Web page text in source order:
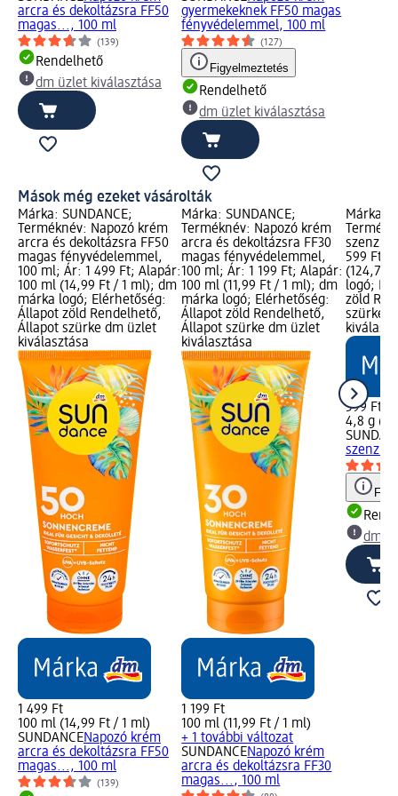
arcra és dekoltázsra FF50
magas..., 100 ml
(139)
Rendelhető
dm üzlet kiválasztása
gyermekeknek FF50 magas
fényvédelemmel, 100 ml
(127)
Figyelmeztetés
Rendelhető
dm üzlet kiválasztása
Mások még ezeket vásárolták
Márka: SUNDANCE;
Terméknév: Napozó krém
arcra és dekoltázsra FF50
magas fényvédelemmel,
100 ml; Ár: 1 499 Ft; Alapár:
100 ml (14,99 Ft / 1 ml); dm
márka logó; Elérhetőség:
Állapot zöld Rendelhető,
Állapot szürke dm üzlet
kiválasztása
1 499 Ft
100 ml (14,99 Ft / 1 ml)
SUNDANCENapozó krém
arcra és dekoltázsra FF50
magas..., 100 ml
(139)
Márka: SUNDANCE;
Terméknév: Napozó krém
arcra és dekoltázsra FF30
magas fényvédelemmel,
100 ml; Ár: 1 199 Ft; Alapár:
100 ml (11,99 Ft / 1 ml); dm
márka logó; Elérhetőség:
Állapot zöld Rendelhető,
Állapot szürke dm üzlet
kiválasztása
1 199 Ft
100 ml (11,99 Ft / 1 ml)
+ 1 további változat
SUNDANCENapozó krém
arcra és dekoltázsra FF30
magas..., 100 ml
Márka:
599 Ft;
(124,79
logó;
zöld
szürke
599 Ft
4,8 g
dm